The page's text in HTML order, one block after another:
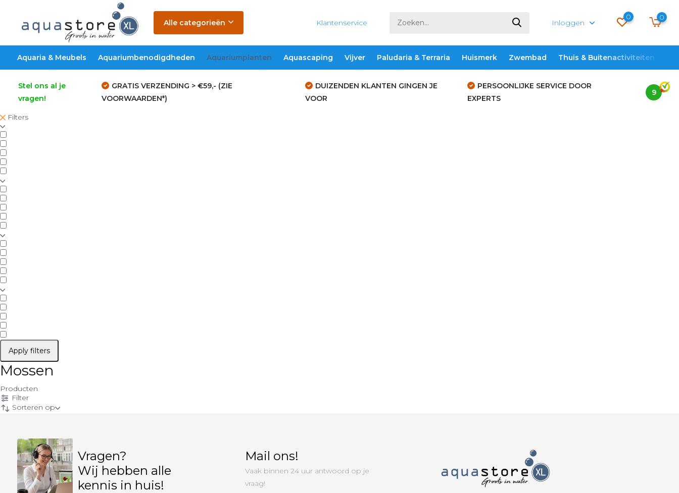
Alle categorieën Klantenservice Inloggen
0 0
Aquaria & Meubels Aquariumbenodigdheden Aquariumplanten Aquascaping Vijver Paludaria & Terraria Huismerk Zwembad Thuis & Buitenactiviteiten
Stel ons al je
vragen!
GRATIS VERZENDING > €59,- (ZIE
VOORWAARDEN*)
DUIZENDEN KLANTEN GINGEN JE
VOOR
PERSOONLIJKE SERVICE DOOR
EXPERTS
9
Filters
Apply filters
Mossen
Producten
Filter
Sorteren op
Vragen?
Wij hebben alle
kennis in huis!
Mail ons!
Vaak binnen 24 uur antwoord op je
vraag!